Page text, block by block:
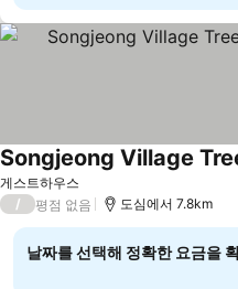
게스트하우스
/ 평점 없음 도심에서 7.8km
날짜를 선택해 정확한 요금을